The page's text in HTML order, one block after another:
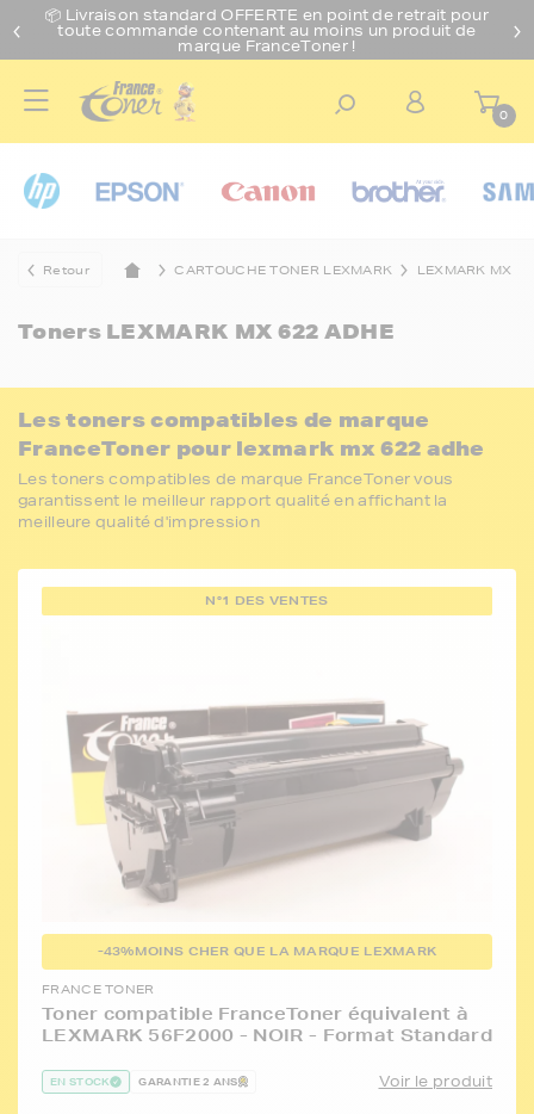
📦 Livraison standard OFFERTE en point de retrait pour
toute commande contenant au moins un produit de
marque FranceToner !
0
Retour CARTOUCHE TONER LEXMARK LEXMARK MX
Toners LEXMARK MX 622 ADHE
Les toners compatibles de marque
FranceToner pour lexmark mx 622 adhe
Les toners compatibles de marque FranceToner vous
garantissent le meilleur rapport qualité en affichant la
meilleure qualité d'impression
N°1 DES VENTES
-43%MOINS CHER QUE LA MARQUE LEXMARK
FRANCE TONER
Toner compatible FranceToner équivalent à
LEXMARK 56F2000 - NOIR - Format Standard
EN STOCK GARANTIE 2 ANS Voir le produit